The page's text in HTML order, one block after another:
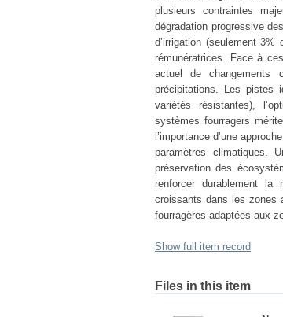
plusieurs contraintes
dégradation progressive
d’irrigation (seulement
rémunératrices. Face à
actuel de changements
précipitations. Les pistes
variétés résistantes),
systèmes fourragers
l’importance d’une
paramètres climatiques.
préservation des
renforcer durablement la
croissants dans les zones
fourragères adaptées aux
Show full item record
Files in this item